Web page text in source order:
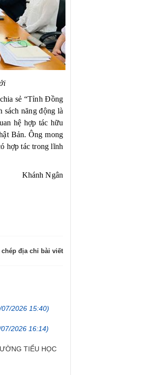
sẻ “Tỉnh Đồng
năng động là
hệ hợp tác hữu
Bản. Ông mong
hợp tác trong lĩnh
Khánh Ngân​
chép địa chỉ bài viết
2026 15:40)
2026 16:14)
TIỂU HỌC